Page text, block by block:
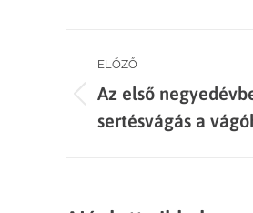
Post
ELŐZŐ
Previous
post:
Az első
sertésvágás a